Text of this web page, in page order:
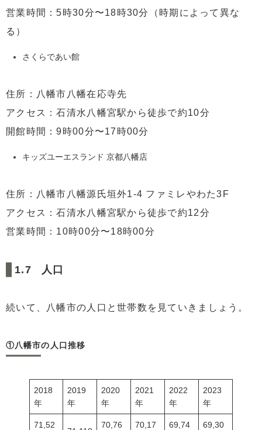
営業時間：5時30分〜18時30分（時期によって異な
る）
さくらであい館
住所：八幡市八幡在応寺先
アクセス：石清水八幡宮駅から徒歩で約10分
開館時間：9時00分〜17時00分
キッズユーエスランド 京都八幡店
住所：八幡市八幡源氏垣外1-4 ファミレやわた3F
アクセス：石清水八幡宮駅から徒歩で約12分
営業時間：10時00分〜18時00分
人口
続いて、八幡市の人口と世帯数を見ていきましょう。
①八幡市の人口推移
2018
年
2019
年
2020
年
2021
年
2022
年
2023
年
71,52 70,76 70,17 69,74 69,30